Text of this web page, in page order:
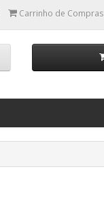
Carrinho de Compras